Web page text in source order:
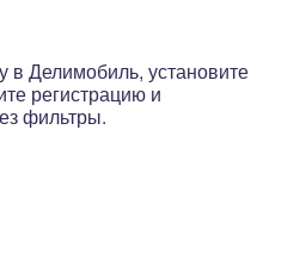
в Делимобиль, установите
регистрацию и
фильтры.